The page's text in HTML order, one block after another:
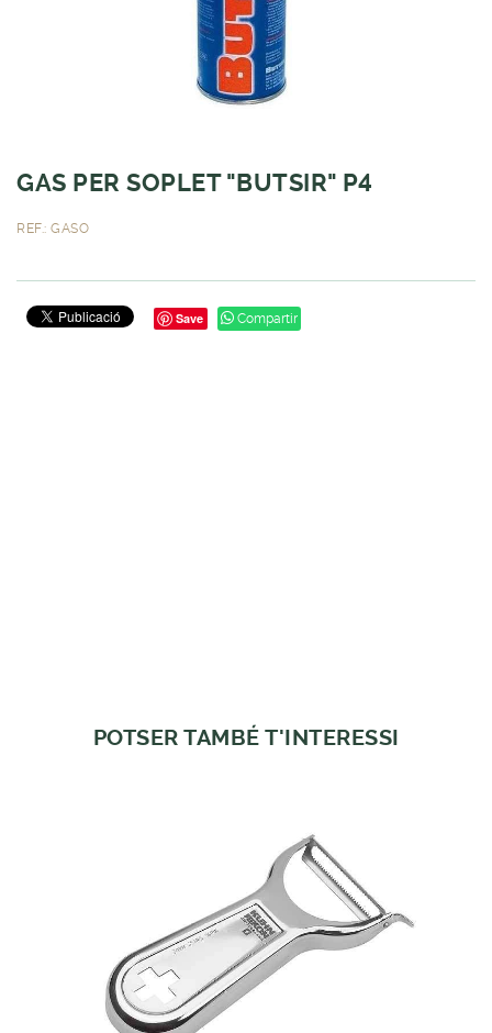
GAS PER SOPLET "BUTSIR" P4
REF.: GASO
Save Compartir
POTSER TAMBÉ T'INTERESSI